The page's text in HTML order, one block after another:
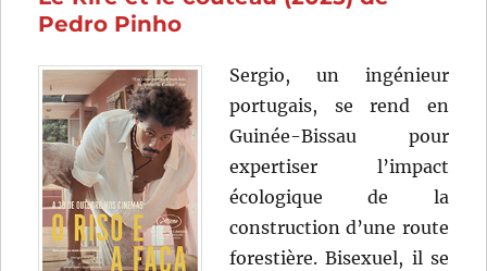
Pedro Pinho
Sergio, un ingénieur
portugais, se rend en
Guinée-Bissau pour
expertiser l’impact
écologique de la
construction d’une route
forestière. Bisexuel, il se